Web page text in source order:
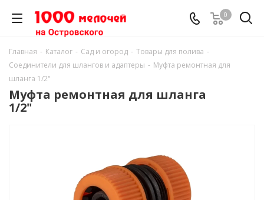
0
Главная - Каталог - Сад и огород - Товары для полива -
Соединители для шлангов и адаптеры - Муфта ремонтная для
шланга 1/2"
Муфта ремонтная для шланга
1/2"